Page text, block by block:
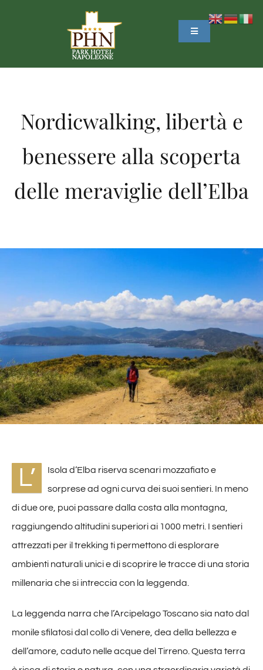
Toggle
PRENOTAZIONI
CONTATTI
Nordicwalking, libertà e
benessere alla scoperta
delle meraviglie dell’Elba
L’
Isola d’Elba riserva scenari mozzafiato e
sorprese ad ogni curva dei suoi sentieri. In meno
di due ore, puoi passare dalla costa alla montagna,
raggiungendo altitudini superiori ai 1000 metri. I sentieri
attrezzati per il trekking ti permettono di esplorare
ambienti naturali unici e di scoprire le tracce di una storia
millenaria che si intreccia con la leggenda.
La leggenda narra che l’Arcipelago Toscano sia nato dal
monile sfilatosi dal collo di Venere, dea della bellezza e
dell’amore, caduto nelle acque del Tirreno. Questa terra